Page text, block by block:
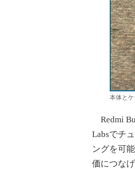
本体とケ
Redmi
Labsでチ
ングを可
価につなげ